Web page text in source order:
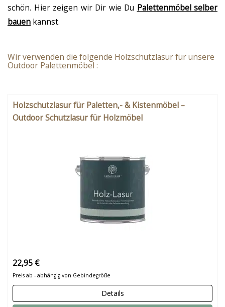
schön. Hier zeigen wir Dir wie Du Palettenmöbel selber
bauen kannst.
Wir verwenden die folgende Holzschutzlasur für unsere
Outdoor Palettenmöbel :
Holzschutzlasur für Paletten,- & Kistenmöbel –
Outdoor Schutzlasur für Holzmöbel
22,95 €
Preis ab - abhängig von Gebindegröße
Details